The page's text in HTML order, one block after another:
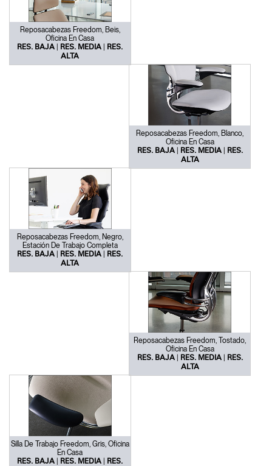
Reposacabezas Freedom, Beis,
Oficina En Casa
RES. BAJA | RES. MEDIA | RES.
ALTA
Reposacabezas Freedom, Blanco,
Oficina En Casa
RES. BAJA | RES. MEDIA | RES.
ALTA
Reposacabezas Freedom, Negro,
Estación De Trabajo Completa
RES. BAJA | RES. MEDIA | RES.
ALTA
Reposacabezas Freedom, Tostado,
Oficina En Casa
RES. BAJA | RES. MEDIA | RES.
ALTA
Silla De Trabajo Freedom, Gris, Oficina
En Casa
RES. BAJA | RES. MEDIA | RES.